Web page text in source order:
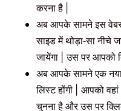
करना है
अब आपके सामने इस
साइड में थोड़ा-सा नीचे
जायेंगा
|उस पर आपको
अब आपके सामने एक
लिस्ट होंगी
आपको वहां
चुनना है और उस पर